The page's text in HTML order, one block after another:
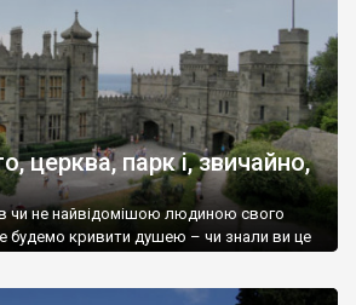
церква, парк і, звичайно,
чи не найвідомішою людиною свого
будемо кривити душею – чи знали ви це